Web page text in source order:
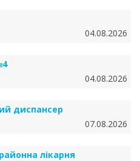
04.08.2026
04.08.2026
диспансер
07.08.2026
лікарня